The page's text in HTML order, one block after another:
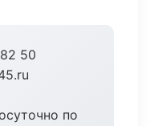
50
по